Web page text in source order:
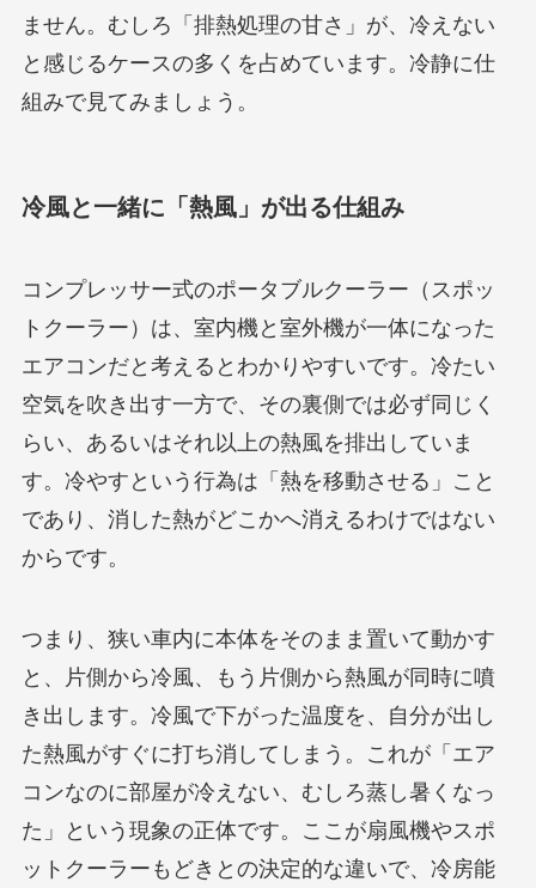
ません。むしろ「排熱処理の甘さ」が、冷えない
と感じるケースの多くを占めています。冷静に仕
組みで見てみましょう。
冷風と一緒に「熱風」が出る仕組み
コンプレッサー式のポータブルクーラー（スポッ
トクーラー）は、室内機と室外機が一体になった
エアコンだと考えるとわかりやすいです。冷たい
空気を吹き出す一方で、その裏側では必ず同じく
らい、あるいはそれ以上の熱風を排出していま
す。冷やすという行為は「熱を移動させる」こと
であり、消した熱がどこかへ消えるわけではない
からです。
つまり、狭い車内に本体をそのまま置いて動かす
と、片側から冷風、もう片側から熱風が同時に噴
き出します。冷風で下がった温度を、自分が出し
た熱風がすぐに打ち消してしまう。これが「エア
コンなのに部屋が冷えない、むしろ蒸し暑くなっ
た」という現象の正体です。ここが扇風機やスポ
ットクーラーもどきとの決定的な違いで、冷房能